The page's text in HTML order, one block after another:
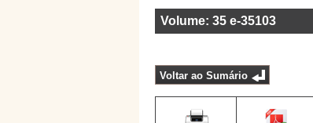
Volume: 35 e-35103
Voltar ao Sumário